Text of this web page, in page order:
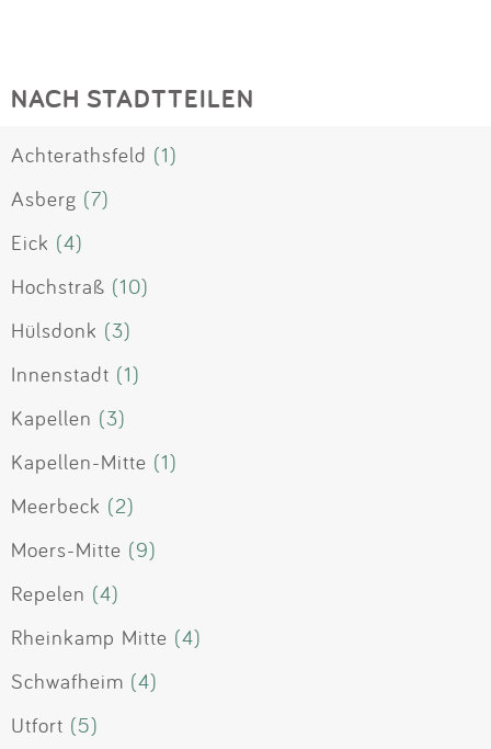
NACH STADTTEILEN
Achterathsfeld (1)
Asberg (7)
Eick (4)
Hochstraß (10)
Hülsdonk (3)
Innenstadt (1)
Kapellen (3)
Kapellen-Mitte (1)
Meerbeck (2)
Moers-Mitte (9)
Repelen (4)
Rheinkamp Mitte (4)
Schwafheim (4)
Utfort (5)